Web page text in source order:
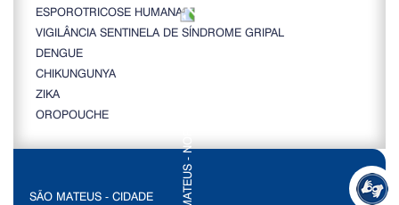
ESPOROTRICOSE HUMANA
VIGILÂNCIA SENTINELA DE SÍNDROME GRIPAL
DENGUE
CHIKUNGUNYA
ZIKA
OROPOUCHE
SÃO MATEUS - CIDADE